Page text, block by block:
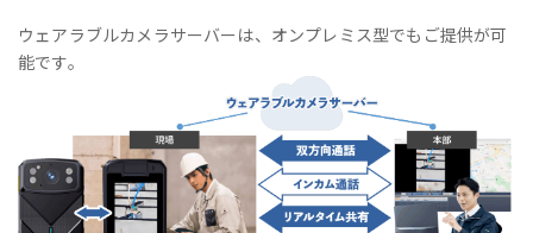
ウェアラブルカメラサーバーは、オンプレミス型でもご提供が可
能です。